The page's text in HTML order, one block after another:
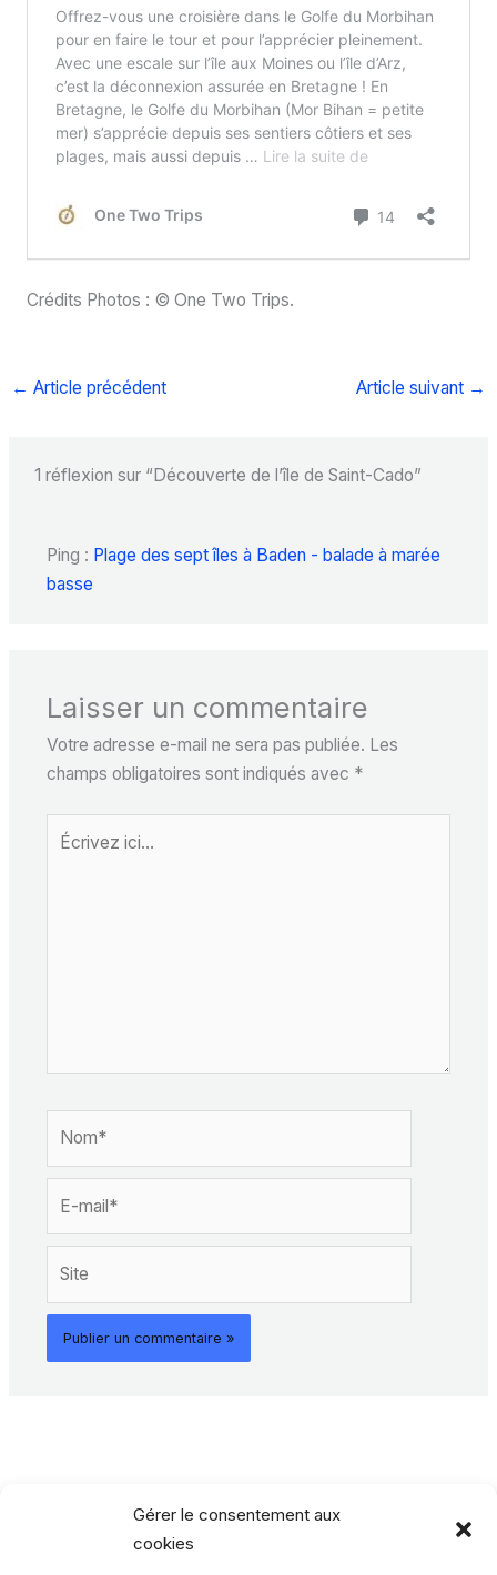
Gérer le consentement aux
cookies
Crédits Photos : © One Two Trips.
← Article précédent Article suivant →
1 réflexion sur “Découverte de l’île de Saint-Cado”
Ping : Plage des sept îles à Baden - balade à marée
basse
Laisser un commentaire
Votre adresse e-mail ne sera pas publiée. Les
champs obligatoires sont indiqués avec *
Écrivez
mail*